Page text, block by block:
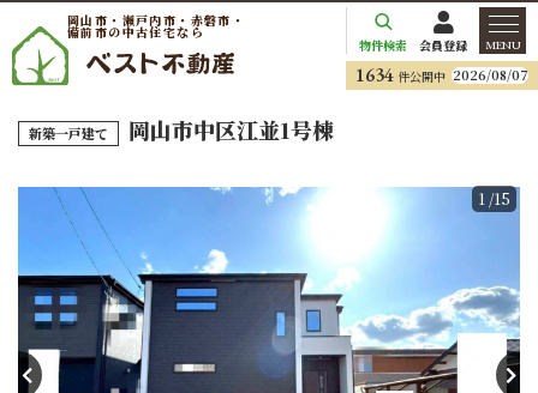
岡山市・瀬戸内市・赤磐市・
備前市の中古住宅なら
物件検索 会員登録 MENU
1634 件公開中 2026/08/07
新築一戸建て 岡山市中区江並1号棟
1 /15